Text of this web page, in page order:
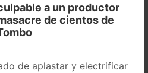
a un productor
de cientos de
de aplastar y electrificar